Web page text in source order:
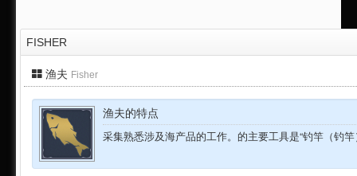
FISHER
渔夫 Fisher
渔夫的特点
采集熟悉涉及海产品的工作。的主要工具是“钓竿（钓竿